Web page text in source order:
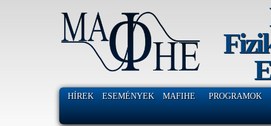
HÍREK ESEMÉNYEK MAFIHE PROGRAMOK